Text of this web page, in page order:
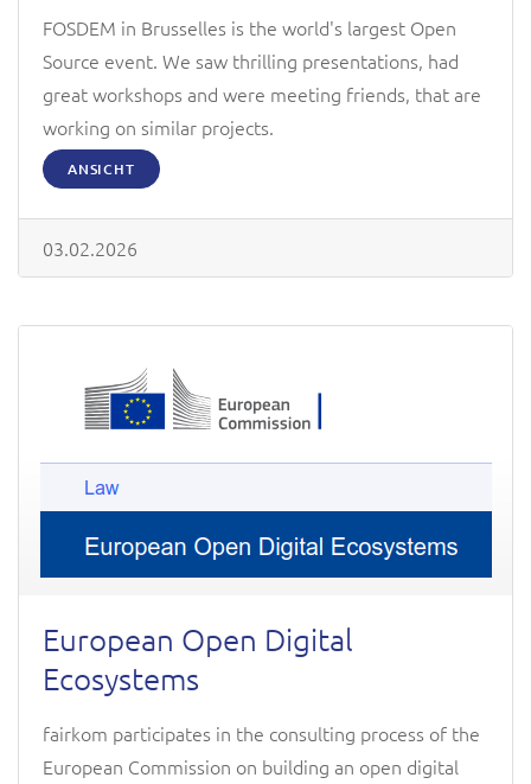
FOSDEM in Brusselles is the world's largest Open
Source event. We saw thrilling presentations, had
great workshops and were meeting friends, that are
working on similar projects.
ANSICHT
03.02.2026
European Open Digital
Ecosystems
fairkom participates in the consulting process of the
European Commission on building an open digital